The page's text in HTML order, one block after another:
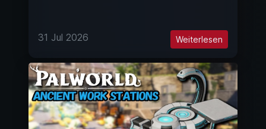
31 Jul 2026 Weiterlesen